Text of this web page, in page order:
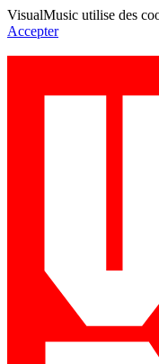
VisualMusic utilise des
Accepter